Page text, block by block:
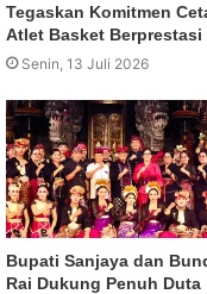
Tegaskan Komitmen
Atlet Basket Berprestasi
Senin, 13 Juli 2026
Bupati Sanjaya dan
Rai Dukung Penuh Duta